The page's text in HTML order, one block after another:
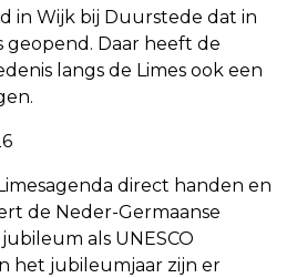
in Wijk bij Duurstede dat in
geopend. Daar heeft de
langs de Limes ook een
direct handen en
de Neder-Germaanse
als UNESCO
het jubileumjaar zijn er